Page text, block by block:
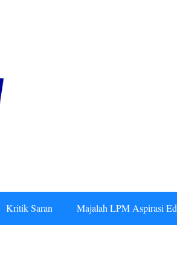
Kritik Saran Majalah LPM Aspirasi